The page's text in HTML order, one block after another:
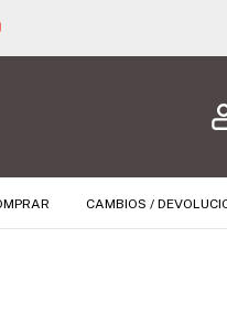
PARA TODAS LAS COMPRAS
CAMBIOS /